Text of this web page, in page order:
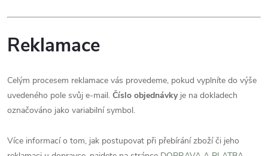
Reklamace
Celým procesem reklamace vás provedeme, pokud vyplníte do výše
uvedeného pole svůj e-mail. Číslo objednávkyje na dokladech
označováno jako variabilní symbol.
Více informací o tom, jak postupovat při přebírání zboží či jeho